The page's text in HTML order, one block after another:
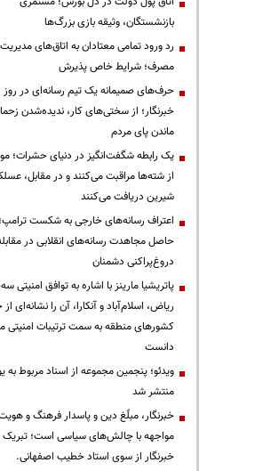
بازنشستگان، وثیقه بازی بزرگ‌ها
رد ورود تمامی معتادان به اتاق‌های مدیریت
مصرف؛ شرایط خاص پذیرش
حرف‌های صمیمانه یک تیم رسانه‌ای در روز
خبرنگار؛ از سختی‌های کار، ندیده‌شدن
ماندن پای مردم
یک رابطه شگفت‌انگیز در دنیای حشرات؛
از شته‌ها مراقبت می‌کنند و در مقابل،
شیرین دریافت می‌کنند
اعتراف رسانه‌های خارجی به شکست ترامپ؛
حاصل مجاهدت رسانه‌های انقلابی در
دروغ‌پراکنی دشمنان
پاتریشیا مارینز با اشاره به توافق امنیتی
ریاض، اسلام‌آباد و آنکارا، آن را نشانه‌ای
کشورهای منطقه به سمت ترتیبات امنیتی
دانست
ویدئو؛ پنجمین مجموعه از اسناد مربوط به
منتشر شد
خبرنگار، مبلّغ دین و پاسدار فرهنگ و
مواجهه با چالش‌های سیاسی است؛ تبریک
خبرنگار از سوی استاد خطیب اصفهانی.